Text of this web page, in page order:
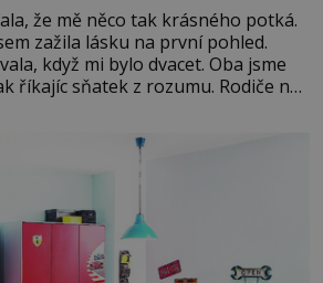
že mě něco tak krásného potká.
zažila lásku na první pohled.
když mi bylo dvacet. Oba jsme
říkajíc sňatek z rozumu. Rodiče nás